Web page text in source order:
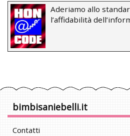
Aderiamo allo
l’affidabilità
bimbisaniebelli.it
Contatti